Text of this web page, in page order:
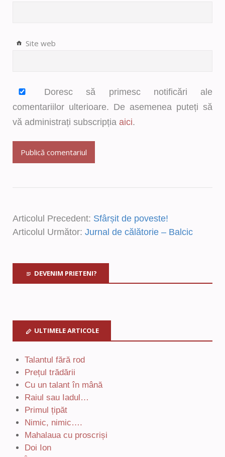
Site web
Doresc să primesc notificări ale
comentariilor ulterioare. De asemenea puteți să
vă administrați subscripția aici.
Articolul Precedent: Sfârșit de poveste!
Articolul Următor: Jurnal de călătorie – Balcic
DEVENIM PRIETENI?
ULTIMELE ARTICOLE
Talantul fără rod
Prețul trădării
Cu un talant în mână
Raiul sau Iadul…
Primul țipăt
Nimic, nimic….
Mahalaua cu proscriși
Doi Ion